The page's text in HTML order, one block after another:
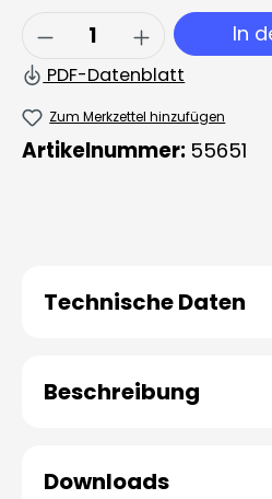
Produkt Anzahl:In
PDF-Datenblatt
Zum Merkzettel hinzufügen
Artikelnummer: 55651
Technische Daten
Beschreibung
Downloads